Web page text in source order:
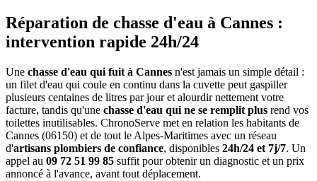
Réparation de chasse d'eau à Cannes :
intervention rapide 24h/24
Une chasse d'eau qui fuit à Cannes n'est jamais un simple détail :
un filet d'eau qui coule en continu dans la cuvette peut gaspiller
plusieurs centaines de litres par jour et alourdir nettement votre
facture, tandis qu'une chasse d'eau qui ne se remplit plus rend vos
toilettes inutilisables. ChronoServe met en relation les habitants de
Cannes (06150) et de tout le Alpes-Maritimes avec un réseau
d'artisans plombiers de confiance, disponibles 24h/24 et 7j/7. Un
appel au 09 72 51 99 85 suffit pour obtenir un diagnostic et un prix
annoncé à l'avance, avant tout déplacement.